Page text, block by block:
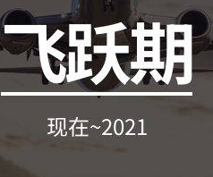
飞跃期
现在~2021